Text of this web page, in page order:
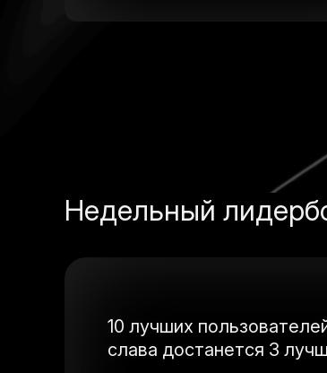
Недельный
10 лучших
слава достанется 3